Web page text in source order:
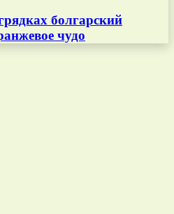
болгарский
чудо